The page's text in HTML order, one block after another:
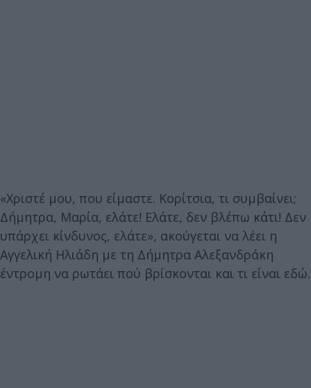
«Χριστέ μου, που είμαστε. Κορίτσια, τι συμβαίνει;
Δήμητρα, Μαρία, ελάτε! Ελάτε, δεν βλέπω κάτι! Δεν
υπάρχει κίνδυνος, ελάτε», ακούγεται να λέει η
Αγγελική Ηλιάδη με τη Δήμητρα Αλεξανδράκη
έντρομη να ρωτάει πού βρίσκονται και τι είναι εδώ.